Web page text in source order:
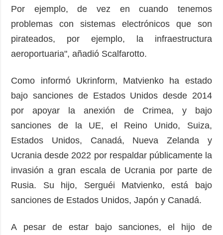
Por ejemplo, de vez en cuando tenemos
problemas con sistemas electrónicos que son
pirateados, por ejemplo, la infraestructura
aeroportuaria", añadió Scalfarotto.
Como informó Ukrinform, Matvienko ha estado
bajo sanciones de Estados Unidos desde 2014
por apoyar la anexión de Crimea, y bajo
sanciones de la UE, el Reino Unido, Suiza,
Estados Unidos, Canadá, Nueva Zelanda y
Ucrania desde 2022 por respaldar públicamente la
invasión a gran escala de Ucrania por parte de
Rusia. Su hijo, Serguéi Matvienko, está bajo
sanciones de Estados Unidos, Japón y Canadá.
A pesar de estar bajo sanciones, el hijo de